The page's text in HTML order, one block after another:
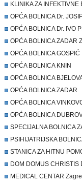
KLINIKA ZA
OPĆA BOLNICA Dr.
OPĆA BOLNICA Dr. IVO
OPĆA BOLNICA ZADAR
OPĆA BOLNICA GOSPIĆ
OPĆA BOLNICA KNIN
OPĆA BOLNICA
OPĆA BOLNICA ZADAR
OPĆA BOLNICA
OPĆA BOLNICA
SPECIJALNA BOLNICA
PSIHIJATRIJSKA
STANICA ZA HITNU
DOM DOMUS CHRISTIS
MEDICAL CENTAR